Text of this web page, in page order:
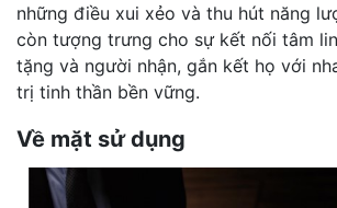
những điều xui xẻo và thu hút năng
còn tượng trưng cho sự kết nối tâm
tặng và người nhận, gắn kết họ với
trị tinh thần bền vững.
Về mặt sử dụng